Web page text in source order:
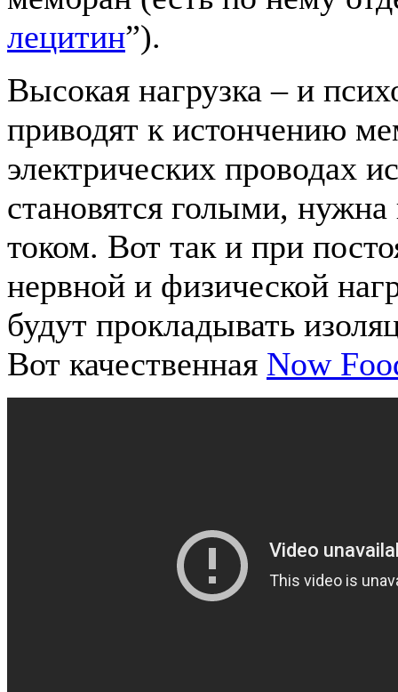
лецитин”).
Высокая нагрузка – и
приводят к истончению
электрических проводах
становятся голыми,
током. Вот так и при
нервной и физической
будут прокладывать
Вот качественная Now